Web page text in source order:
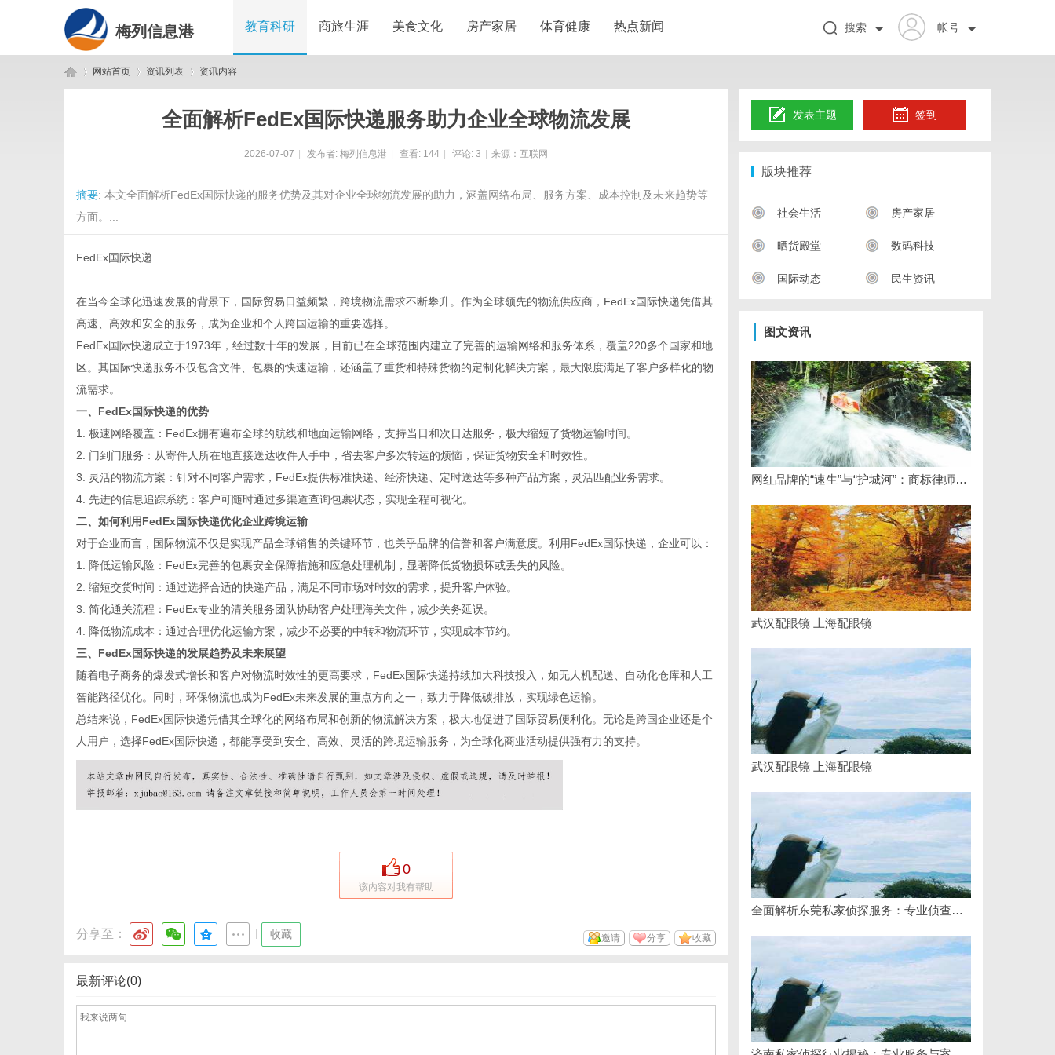
梅列信息港 教育科研 商旅生涯 美食文化 房产家居 体育健康 热点新闻 帐号
搜索
网站首页 资讯列表 资讯内容
全面解析FedEx国际快递服务助力企业全球物流发展
2026-07-07 发布者: 梅列信息港 查看: 144 评论: 3 来源：互联网
摘要: 本文全面解析FedEx国际快递的服务优势及其对企业全球物流发展的助力，涵盖网络布局、服务方案、成本控制及未来趋势等
方面。...
FedEx国际快递
在当今全球化迅速发展的背景下，国际贸易日益频繁，跨境物流需求不断攀升。作为全球领先的物流供应商，FedEx国际快递凭借其
高速、高效和安全的服务，成为企业和个人跨国运输的重要选择。
FedEx国际快递成立于1973年，经过数十年的发展，目前已在全球范围内建立了完善的运输网络和服务体系，覆盖220多个国家和地
区。其国际快递服务不仅包含文件、包裹的快速运输，还涵盖了重货和特殊货物的定制化解决方案，最大限度满足了客户多样化的物
流需求。
一、FedEx国际快递的优势
1. 极速网络覆盖：FedEx拥有遍布全球的航线和地面运输网络，支持当日和次日达服务，极大缩短了货物运输时间。
2. 门到门服务：从寄件人所在地直接送达收件人手中，省去客户多次转运的烦恼，保证货物安全和时效性。
3. 灵活的物流方案：针对不同客户需求，FedEx提供标准快递、经济快递、定时送达等多种产品方案，灵活匹配业务需求。
4. 先进的信息追踪系统：客户可随时通过多渠道查询包裹状态，实现全程可视化。
二、如何利用FedEx国际快递优化企业跨境运输
对于企业而言，国际物流不仅是实现产品全球销售的关键环节，也关乎品牌的信誉和客户满意度。利用FedEx国际快递，企业可以：
1. 降低运输风险：FedEx完善的包裹安全保障措施和应急处理机制，显著降低货物损坏或丢失的风险。
2. 缩短交货时间：通过选择合适的快递产品，满足不同市场对时效的需求，提升客户体验。
3. 简化通关流程：FedEx专业的清关服务团队协助客户处理海关文件，减少关务延误。
4. 降低物流成本：通过合理优化运输方案，减少不必要的中转和物流环节，实现成本节约。
三、FedEx国际快递的发展趋势及未来展望
随着电子商务的爆发式增长和客户对物流时效性的更高要求，FedEx国际快递持续加大科技投入，如无人机配送、自动化仓库和人工
智能路径优化。同时，环保物流也成为FedEx未来发展的重点方向之一，致力于降低碳排放，实现绿色运输。
总结来说，FedEx国际快递凭借其全球化的网络布局和创新的物流解决方案，极大地促进了国际贸易便利化。无论是跨国企业还是个
人用户，选择FedEx国际快递，都能享受到安全、高效、灵活的跨境运输服务，为全球化商业活动提供强有力的支持。
0
该内容对我有帮助
分享至： 收藏 收藏
分享
邀请
最新评论(0)
发表主题 签到
版块推荐
社会生活 房产家居
晒货殿堂 数码科技
国际动态 民生资讯
图文资讯
网红品牌的“速生”与“护城河”：商标律师如何破解流量变现的知产焦虑
武汉配眼镜 上海配眼镜
武汉配眼镜 上海配眼镜
全面解析东莞私家侦探服务：专业侦查助您解决各种疑难问题